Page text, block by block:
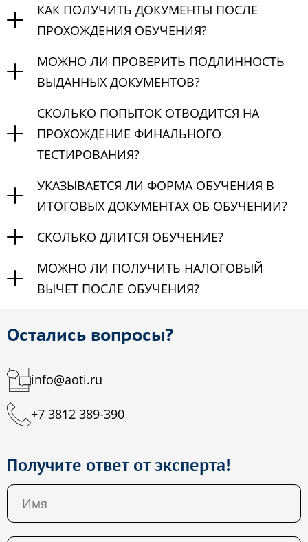
КАК ПОЛУЧИТЬ ДОКУМЕНТЫ ПОСЛЕ
ПРОХОЖДЕНИЯ ОБУЧЕНИЯ?
МОЖНО ЛИ ПРОВЕРИТЬ ПОДЛИННОСТЬ
ВЫДАННЫХ ДОКУМЕНТОВ?
СКОЛЬКО ПОПЫТОК ОТВОДИТСЯ НА
ПРОХОЖДЕНИЕ ФИНАЛЬНОГО
ТЕСТИРОВАНИЯ?
УКАЗЫВАЕТСЯ ЛИ ФОРМА ОБУЧЕНИЯ В
ИТОГОВЫХ ДОКУМЕНТАХ ОБ ОБУЧЕНИИ?
СКОЛЬКО ДЛИТСЯ ОБУЧЕНИЕ?
МОЖНО ЛИ ПОЛУЧИТЬ НАЛОГОВЫЙ
ВЫЧЕТ ПОСЛЕ ОБУЧЕНИЯ?
Остались вопросы?
info@aoti.ru
+7 3812 389-390
Получите ответ от эксперта!